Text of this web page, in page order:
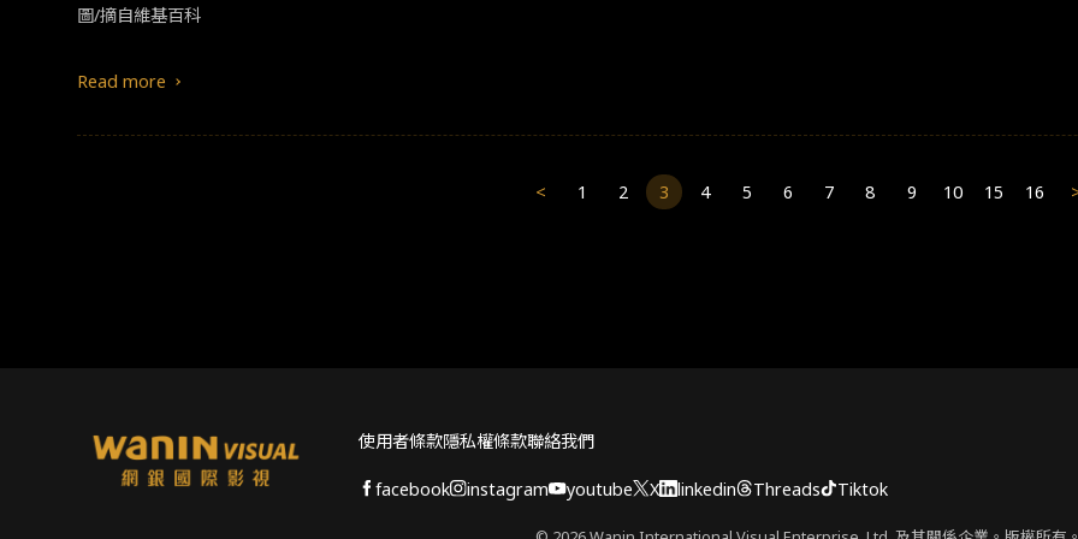
​​圖/摘自維基百科​
Read more
< 1 2 3 4 5 6 7 8 9 10 15 16
使用者條款隱私權條款聯絡我們
facebook instagram youtube X linkedin Threads Tiktok